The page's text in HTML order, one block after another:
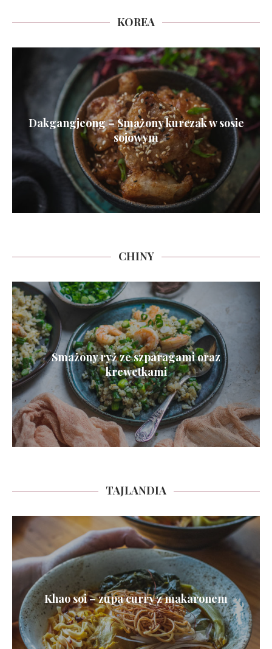
KOREA
Dakgangjeong – Smażony kurczak w sosie
sojowym
CHINY
Smażony ryż ze szparagami oraz
krewetkami
TAJLANDIA
Khao soi – zupa curry z makaronem